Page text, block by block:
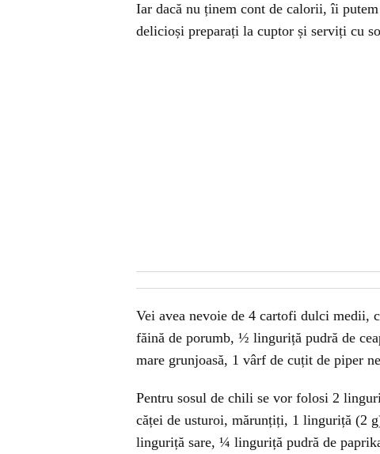
Iar dacă nu ținem cont de calorii, îi
delicioși preparați la cuptor și serviți cu
Vei avea nevoie de 4 cartofi dulci
făină de porumb, ½ linguriță pudră de
mare grunjoasă, 1 vârf de cuțit de piper
Pentru sosul de chili se vor folosi 2
căței de usturoi, mărunțiți, 1 linguriță (2
linguriță sare, ¼ linguriță pudră de